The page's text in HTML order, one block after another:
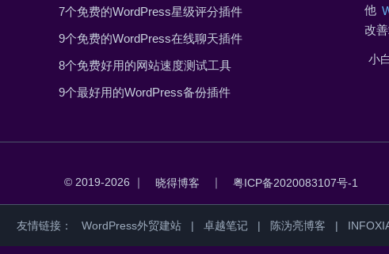
7个免费的WordPress星级评分插件
9个免费的WordPress在线聊天插件
8个免费好用的网站速度测试工具
9个最好用的WordPress备份插件
他
改
小
© 2019-2026 ｜ 晓得博客 ｜ 粤ICP备2020083107号-1
友情链接： WordPress外贸建站 | 卓越笔记 | 陈沩亮博客 |